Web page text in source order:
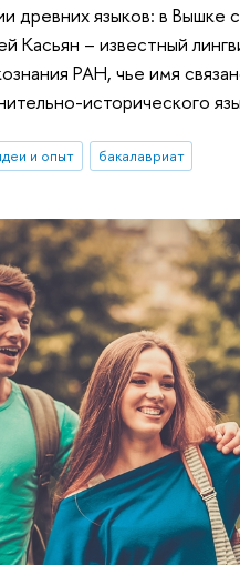
древних языков: в Вышке
Касьян – известный
РАН, чье имя
исторического
и опыт бакалавриат